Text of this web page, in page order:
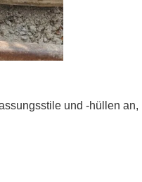
und -hüllen an,